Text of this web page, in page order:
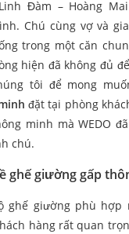
Đàm – Hoàng
Chú cùng vợ và
trong một căn
hiện đã không đủ
tôi để mong
đặt tại phòng
minh mà WEDO
chú.
ghế giường gấp
ghế giường phù hợp
hàng rất quan